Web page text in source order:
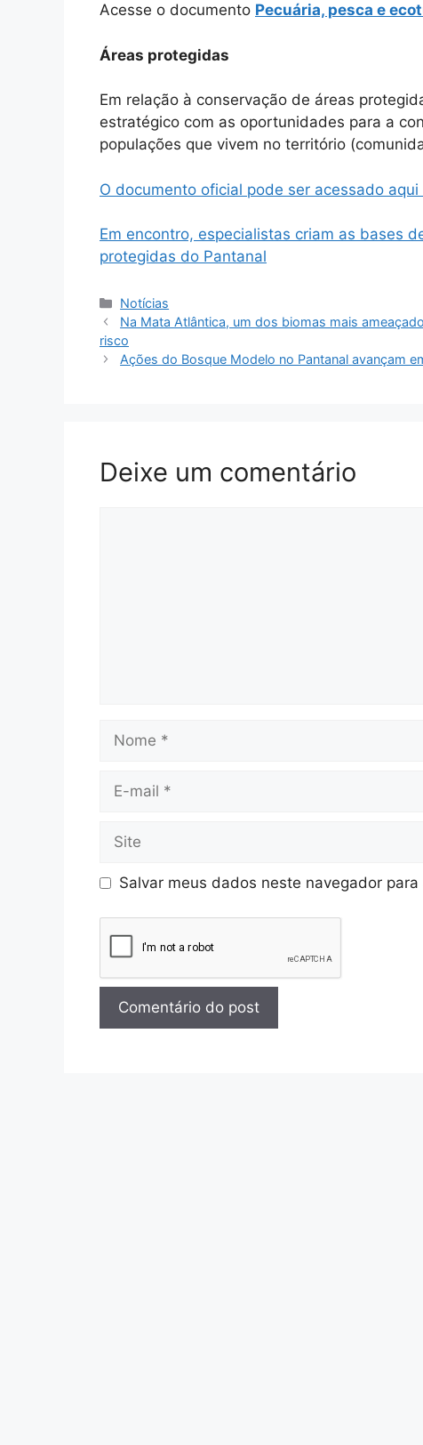
Acesse o documento Pecuária, pesca e
Áreas protegidas
Em relação à conservação de áreas
estratégico com as oportunidades para a
populações que vivem no território
O documento oficial pode ser acessado aqui
Em encontro, especialistas criam as bases
protegidas do Pantanal
Notícias
Na Mata Atlântica, um dos biomas mais
risco
Ações do Bosque Modelo no Pantanal avançam
Deixe um comentário
Salvar meus dados neste navegador